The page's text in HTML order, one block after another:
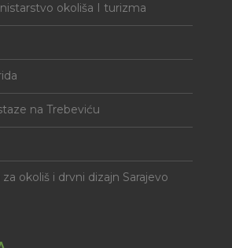
okoliša I turizma
na Trebeviću
okoliš i drvni dizajn Sarajevo